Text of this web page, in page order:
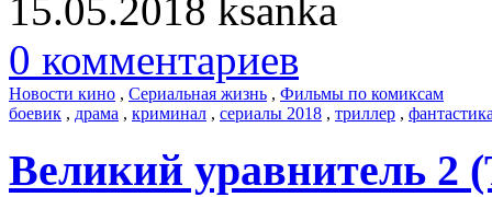
15.05.2018 ksanka
0 комментариев
Новости кино , Сериальная жизнь , Фильмы по комиксам
боевик , драма , криминал , сериалы 2018 , триллер ,
Великий уравнитель 2